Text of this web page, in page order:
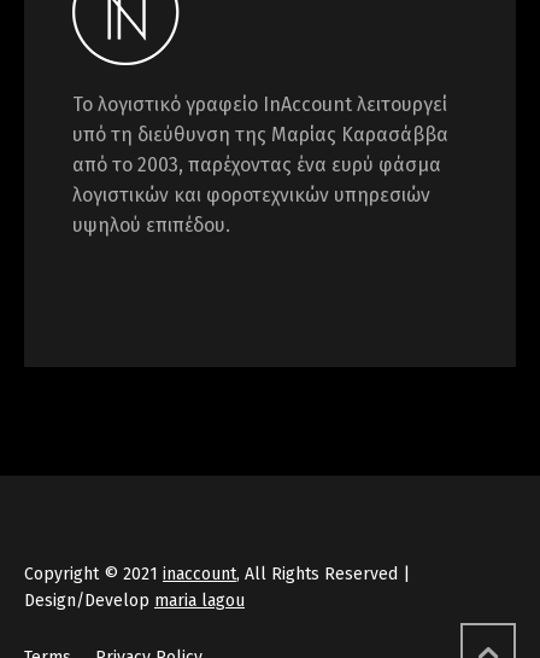
Το λογιστικό γραφείο InAccount λειτουργεί
υπό τη διεύθυνση της Μαρίας Καρασάββα
από το 2003, παρέχοντας ένα ευρύ φάσμα
λογιστικών και φοροτεχνικών υπηρεσιών
υψηλού επιπέδου.
Copyright © 2021 inaccount, All Rights Reserved |
Design/Develop maria lagou